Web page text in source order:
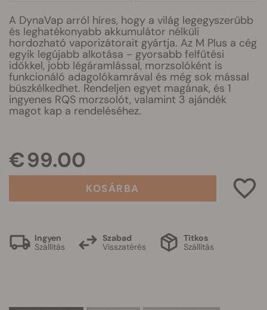
A DynaVap arról híres, hogy a világ legegyszerűbb
és leghatékonyabb akkumulátor nélküli
hordozható vaporizátorait gyártja. Az M Plus a cég
egyik legújabb alkotása - gyorsabb felfűtési
időkkel, jobb légáramlással, morzsolóként is
funkcionáló adagolókamrával és még sok mással
büszkélkedhet. Rendeljen egyet magának, és 1
ingyenes RQS morzsolót, valamint 3 ajándék
magot kap a rendeléséhez.
€ 99.00
KOSÁRBA
Ingyen
Szállítás
Szabad
Visszatérés
Titkos
Szállítás